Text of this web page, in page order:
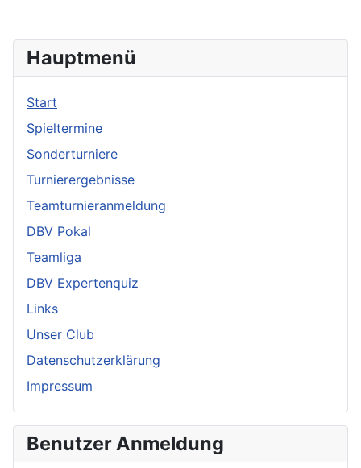
Hauptmenü
Start
Spieltermine
Sonderturniere
Turnierergebnisse
Teamturnieranmeldung
DBV Pokal
Teamliga
DBV Expertenquiz
Links
Unser Club
Datenschutzerklärung
Impressum
Benutzer Anmeldung